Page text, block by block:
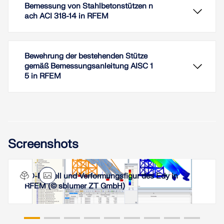
dargestellt und erläutert. Außerdem werden
Hinweise gegeben, wie sich dieser Einfluss
reduzieren lässt.
Weiterlesen
Bemessung von Stahlbetonstützen n
ach ACI 318-14 in RFEM
Bewehrung der bestehenden Stütze
gemäß Bemessungsanleitung AISC 1
5 in RFEM
Screenshots
3D-Modell und Verformungsfigur des Edy in
RFEM (© sblumer ZT GmbH)